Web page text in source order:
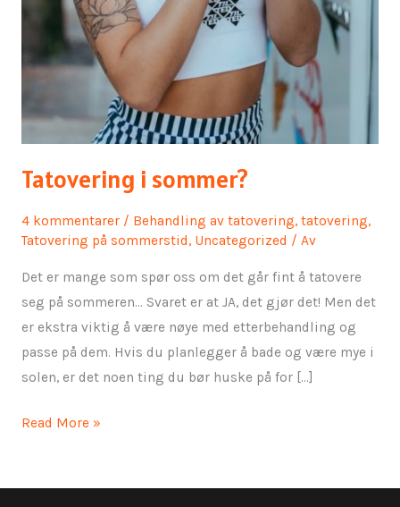
Tatovering i sommer?
4 kommentarer / Behandling av tatovering, tatovering,
Tatovering på sommerstid , Uncategorized / Av
Det er mange som spør oss om det går fint å tatovere
seg på sommeren… Svaret er at JA, det gjør det! Men det
er ekstra viktig å være nøye med etterbehandling og
passe på dem. Hvis du planlegger å bade og være mye i
solen, er det noen ting du bør huske på for […]
Read More »